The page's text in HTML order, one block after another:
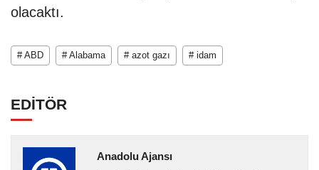
olacaktı.
# ABD # Alabama # azot gazı # idam
EDİTÖR
Anadolu Ajansı